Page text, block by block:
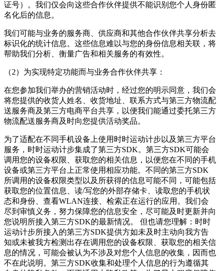
证号）。我们仅会向这些合作伙伴提供不能识别您个人身份匿
名化后的信息。
我们可能与业务的服务商、供应商和其他合作伙伴共享分析去
标识化的统计信息。这些信息难以与您的身份信息相关联，将
帮助我们分析、衡量广告和相关服务的有效性。
（2）为实现特定功能而与业务合作伙伴共享：
在您参加我们举办的营销活动时，经过您的明示同意，我们会
将您提供的收货人姓名、收货地址、联系方式与第三方物流配
送服务商及第三方电商平台共享，以便我们能通过委托第三方
物流配送服务商及时向您提供活动奖品。
为了适配在不同手机设备上使用 时时运动计步以及第三方平台
服务， 时时运动计步集成了第三方SDK。第三方SDK可能会
调用您的设备权限、获取您的相关信息，以便您在不同的手机
设备或第三方平台上正常使用相应功能。不同的第三方SDK
所调用的设备权限类型以及所获得的信息可能不同，可能包括
获取您的位置信息、读/写您的外部存储卡、读取您的手机状
态和身份、查看WLAN连接、检索正在运行的应用。我们会
尽到审慎义务，努力保障您的信息安全，尽可能及时更新并向
您说明所接入第三方SDK的最新情况。 但也请您理解： 时时
运动计步所接入的第三方SDK提供方如未及时主动向我方告
知或未被我方检测出存在调用您的设备权限、获取您的相关信
息的情况，可能会被认为不涉及对您个人信息的收集，因而也
不在此说明。第三方SDK收集和处理个人信息的行为遵循其